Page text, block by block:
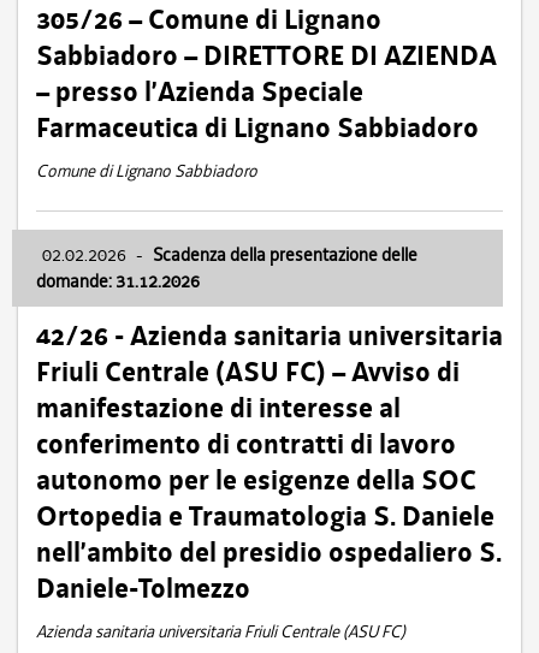
305/26 – Comune di Lignano
Sabbiadoro – DIRETTORE DI AZIENDA
– presso l’Azienda Speciale
Farmaceutica di Lignano Sabbiadoro
Comune di Lignano Sabbiadoro
02.02.2026 - Scadenza della presentazione delle
domande: 31.12.2026
42/26 - Azienda sanitaria universitaria
Friuli Centrale (ASU FC) – Avviso di
manifestazione di interesse al
conferimento di contratti di lavoro
autonomo per le esigenze della SOC
Ortopedia e Traumatologia S. Daniele
nell’ambito del presidio ospedaliero S.
Daniele-Tolmezzo
Azienda sanitaria universitaria Friuli Centrale (ASU FC)